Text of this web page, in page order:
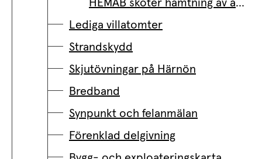
HEMAB sköter hämtning av avfall
Lediga villatomter
Strandskydd
Skjutövningar på Härnön
Bredband
Synpunkt och felanmälan
Förenklad delgivning